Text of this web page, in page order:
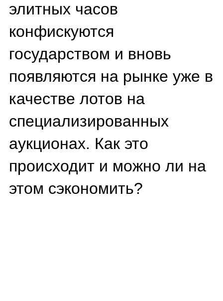
Элитные часы изымаются
у владельцев по
нескольким основным
причинам.
Таможенные нарушения
— одна из самых частых
причин.
В феврале 2024 года на
трассе Р-254 "Иртыш" в
Курганской области
таможенники
конфисковали партию из